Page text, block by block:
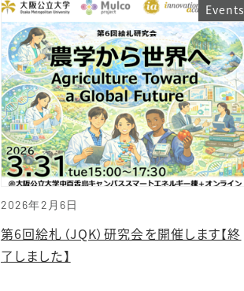
2026年2月6日
Events
第6回絵札（JQK）研究会を開催します【終
了しました】